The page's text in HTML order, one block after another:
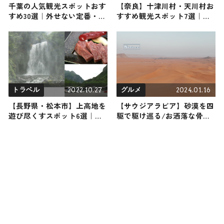
千葉の人気観光スポットおす
すめ30選｜外せない定番・名
の観光地を紹介
【奈良】十津川村・天川村お
すすめ観光スポット7選｜パ
トラベル 2022.10.27
【長野県・松本市】上高地を
遊び尽くすスポット6選｜ア
グルメ 2024.01.16
【サウジアラビア】砂漠を四
駆で駆け巡る/お洒落な骨董